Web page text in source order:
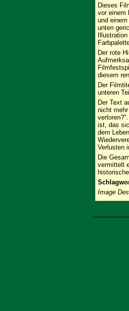
Dieses
vor einem
und
unten
Der rote
diesem
Der
unteren
Der Text
nicht
ist, das
dem
Verlusten
Die
vermittelt
Image